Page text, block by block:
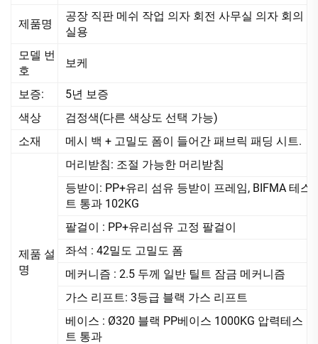
제품명
공장 직판 메쉬 작업 의자 회전 사무실 의자 회의
실용
모델 번
호
보케
보증:
5년 보증
색상
검정색(다른 색상도 선택 가능)
소재
메시 백 + 고밀도 폼이 들어간 패브릭 패딩 시트.
제품 설
명
머리받침: 조절 가능한 머리받침
등받이: PP+유리 섬유 등받이 프레임, BIFMA 테스
트 통과 102KG
팔걸이 : PP+유리섬유 고정 팔걸이
좌석 : 42밀도 고밀도 폼
메커니즘 : 2.5 두께 일반 틸트 잠금 메커니즘
가스 리프트: 3등급 블랙 가스 리프트
베이스 : Ø320 블랙 PP베이스 1000KG 압력테스
트 통과